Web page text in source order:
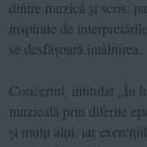
dintre muzică și scris,
inspirate de
se desfășoară întâlnirea.
Concertul, intitulat „În
muzicală prin diferite
și mulți alții, iar